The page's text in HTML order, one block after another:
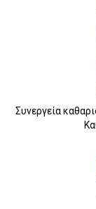
Συνεργεία